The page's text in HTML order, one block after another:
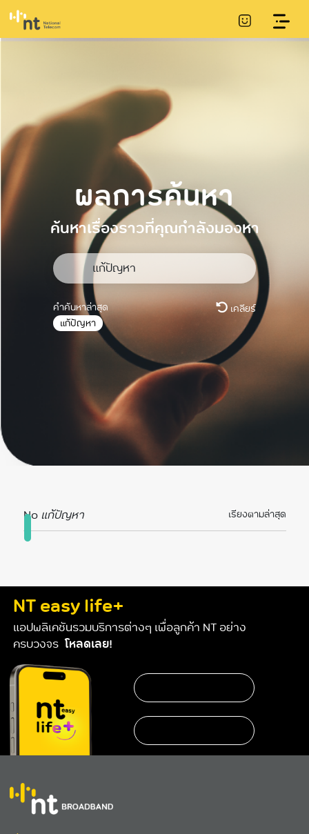
ผลการค้นหา
ค้นหาเรื่องราวที่คุณกำลังมองหา
คำค้นหาล่าสุด
เคลียร์
แก้ปัญหา
Noแก้ปัญหา เรียงตามล่าสุด
NT easy life+
แอปพลิเคชันรวมบริการต่างๆ เพื่อลูกค้า NT อย่าง
ครบวงจร โหลดเลย!